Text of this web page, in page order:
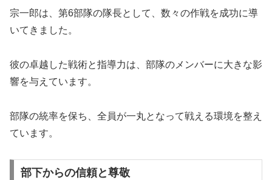
宗一郎は、第6部隊の隊長として、数々の作戦を成功に導
いてきました。
彼の卓越した戦術と指導力は、部隊のメンバーに大きな影
響を与えています。
部隊の統率を保ち、全員が一丸となって戦える環境を整え
ています。
部下からの信頼と尊敬